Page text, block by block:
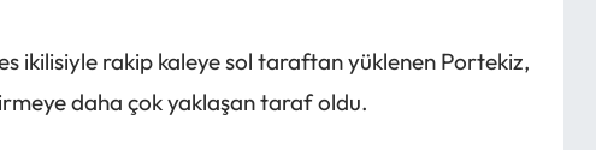
ikilisiyle rakip kaleye sol taraftan yüklenen Portekiz,
daha çok yaklaşan taraf oldu.